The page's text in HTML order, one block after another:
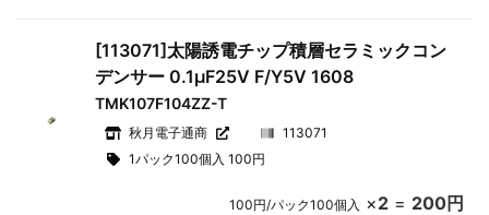
[113071]太陽誘電チップ積層セラミックコン
デンサー 0.1μF25V F/Y5V 1608
TMK107F104ZZ-T
秋月電子通商
113071
1パック100個入 100円
100円/パック100個入 ×2= 200円